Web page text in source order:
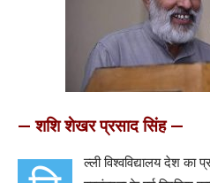
— शशि शेखर प्रसाद सिंह —
ल्ली विश्वविद्यालय देश का